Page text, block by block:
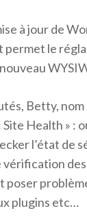
à jour de
permet le
Betty, nom
Health » :
l’état de
vérification
poser
plugins etc…